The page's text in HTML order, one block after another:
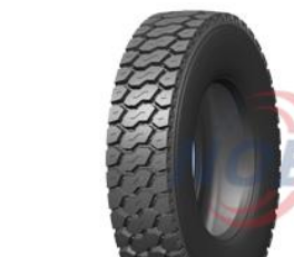
4. Резиновая смесь RSS3
Лучшая стойкость к износу и проколам